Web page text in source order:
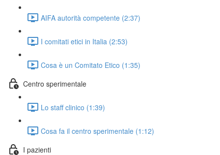
AIFA autorità competente (2:37)
I comitati etici in Italia (2:53)
Cosa è un Comitato Etico (1:35)
Centro sperimentale
Lo staff clinico (1:39)
Cosa fa il centro sperimentale (1:12)
I pazienti